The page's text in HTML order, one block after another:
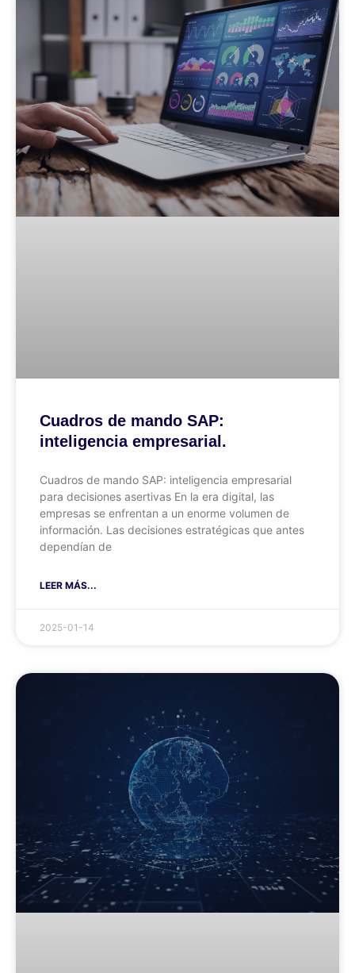
Cuadros de mando SAP:
inteligencia empresarial.
Cuadros de mando SAP: inteligencia empresarial
para decisiones asertivas En la era digital, las
empresas se enfrentan a un enorme volumen de
información. Las decisiones estratégicas que antes
dependían de
LEER MÁS...
2025-01-14